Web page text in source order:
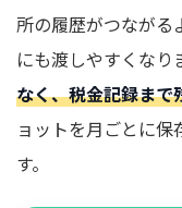
所の履歴がつながる
にも渡しやすくなり
なく、税金記録まで
ョットを月ごとに
す。